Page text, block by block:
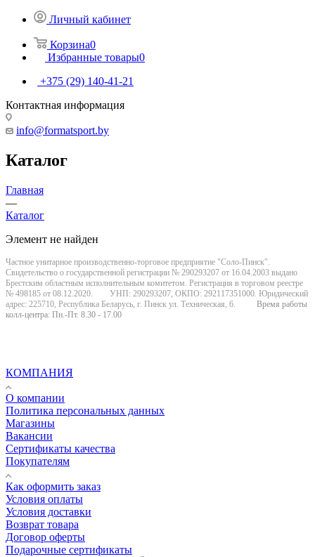
Личный кабинет
Корзина0
Избранные товары0
+375 (29) 140-41-21
Контактная информация
info@formatsport.by
Каталог
Главная
—
Каталог
Элемент не найден
Частное унитарное производственно-торговое предприятие "Соло-Пинск".
Свидетельство о государственной регистрации № 290293207 от 16.04.2003 выдано
Брестским областным исполнительным комитетом. Регистрация в торговом реестре
№ 498185 от 08.12.2020. УНП: 290293207, ОКПО: 292117351000. Юридический
адрес: 225710, Республика Беларусь, г. Пинск ул. Техническая, 6.
Время работы
колл-центра: Пн.-Пт. 8.30 - 17.00
КОМПАНИЯ
О компании
Политика персональных данных
Магазины
Вакансии
Сертификаты качества
Покупателям
Как оформить заказ
Условия оплаты
Условия доставки
Возврат товара
Договор оферты
Подарочные сертификаты